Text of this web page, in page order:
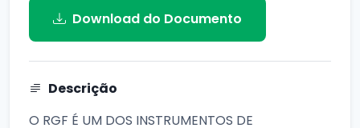
Download do Documento
Descrição
O RGF É UM DOS INSTRUMENTOS DE